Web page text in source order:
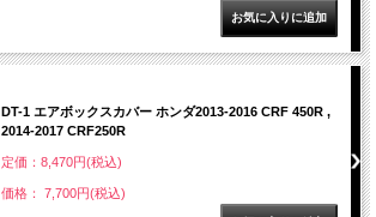
DT-1 エアボックスカバー ホンダ2013-2016 CRF 450R ,
2014-2017 CRF250R
定価：8,470円(税込)
価格： 7,700円(税込)